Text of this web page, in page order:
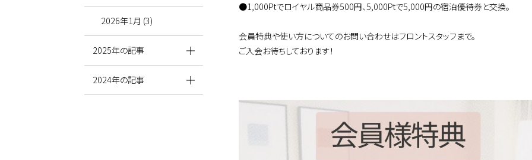
●1,000Ptでロイヤル商品券500円、5,000Ptで5,000円の宿泊優待券と交換。
会員特典や使い方についてのお問い合わせはフロントスタッフまで。
ご入会お待ちしております！
2026年1月 (3)
2025年の記事
2024年の記事